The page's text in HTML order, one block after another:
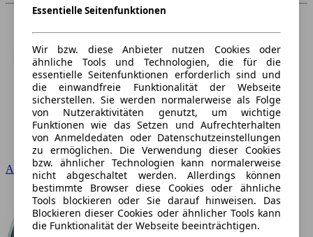
Audi
Essentielle Seitenfunktionen
Wir bzw. diese Anbieter nutzen Cookies oder
ähnliche Tools und Technologien, die für die
essentielle Seitenfunktionen erforderlich sind und
die einwandfreie Funktionalität der Webseite
sicherstellen. Sie werden normalerweise als Folge
von Nutzeraktivitäten genutzt, um wichtige
Funktionen wie das Setzen und Aufrechterhalten
von Anmeldedaten oder Datenschutzeinstellungen
zu ermöglichen. Die Verwendung dieser Cookies
bzw. ähnlicher Technologien kann normalerweise
nicht abgeschaltet werden. Allerdings können
bestimmte Browser diese Cookies oder ähnliche
Tools blockieren oder Sie darauf hinweisen. Das
Blockieren dieser Cookies oder ähnlicher Tools kann
die Funktionalität der Webseite beeinträchtigen.